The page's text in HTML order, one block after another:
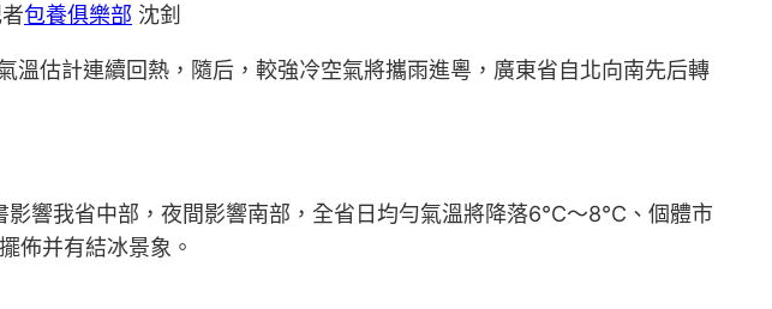
包養俱樂部 沈釗
估計連續回熱，隨后，較強冷空氣將攜雨進粵，廣東省自北向南先后轉
影響我省中部，夜間影響南部，全省日均勻氣溫將降落6℃～8℃、個體市
佈并有結冰景象。